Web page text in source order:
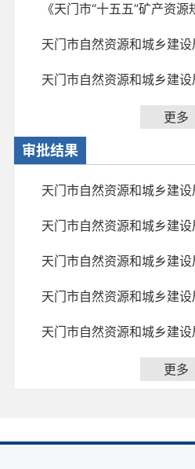
更多
审批结果
更多